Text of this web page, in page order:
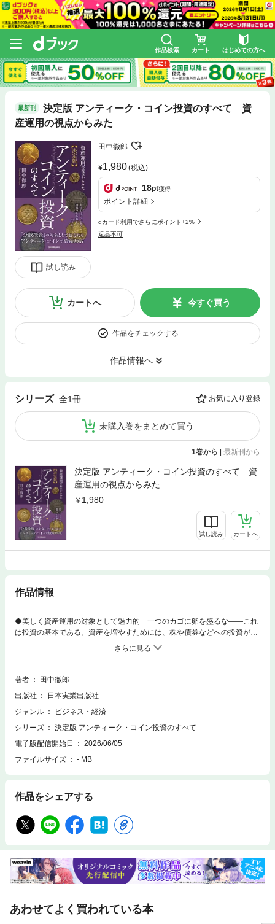
作品検索 カート はじめての方へ
最新刊
決定版 アンティーク・コイン投資のすべて 資
産運用の視点からみた
試し読み
田中徹郎
1,980(税込)
18pt獲得
ポイント詳細
dカード利用でさらにポイント+2%
返品不可
カートへ 今すぐ買う
作品をチェックする
作品情報へ
シリーズ 全1冊 お気に入り登録
未購入巻をまとめて買う
1巻から | 最新刊から
決定版 アンティーク・コイン投資のすべて 資
産運用の視点からみた
1,980
試し読み カートへ
作品情報
◆美しく資産運用の対象として魅力的 一つのカゴに卵を盛るな――これ
は投資の基本である。資産を増やすためには、株や債券などへの投資が一
般的だが、これらペーパーアセットには激しい価格変動がある。古くはバ
ブルの崩壊やリーマン・ショックなど、株式投資で大きな損失を被った人
は少なくないだろう。 そこで、お勧めしたいのが、その希少性と美しさ
からコレクターが多く、資産そのものに価値のあるアンティーク・コイ
予想 値上がりが見込まれるコインを独自の視点で紹介。特に筆者が推奨
するインドコインに関しては、古代から現代までを一章を設け詳細に説明
シャルプランナー目線が盛り込まれた一冊。
著者
田中徹郎
出版社
日本実業出版社
ジャンル
ビジネス・経済
シリーズ
決定版 アンティーク・コイン投資のすべて
電子版配信開始日
2026/06/05
ファイルサイズ
- MB
作品をシェアする
あわせてよく買われている本